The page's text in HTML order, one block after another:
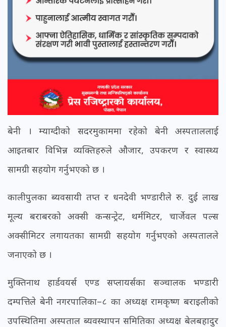
बेनी । म्याग्दीको सदरमुकाममा रहेको बेनी अस्पताललाई
आइतबार विभिन्न व्यक्तिहरुले औजार, उपकरण र स्वास्थ्य
सामग्री सहयोग गर्नुभएको छ ।
कालीपुलका ब्यवसायी तप्त र धनदेवी भण्डारीले रु. दुई लाख
मूल्य बराबरको अक्सी कन्सन्ट्रेट, थर्ममिटर, चार्जेवल पल्स
अक्सीमिटर लगायतका सामग्री सहयोग गर्नुभएको अस्पतालले
जनाएको छ ।
मुक्तिनाथ हार्डवयर्स एण्ड सप्लायर्सका सञ्चालक भण्डारी
दम्पत्तिले बेनी नगरपालिका–८ का अध्यक्ष रामकृष्ण बराइलीको
उपस्थितिमा अस्पताल ब्यवस्थापन समितिका अध्यक्ष बेलबहादुर